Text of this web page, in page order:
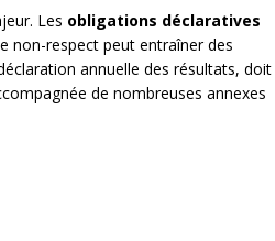
Les obligations déclaratives
non-respect peut entraîner des
annuelle des résultats, doit
de nombreuses annexes